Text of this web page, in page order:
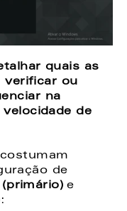
quais as
verificar ou
na
de
de
e
: